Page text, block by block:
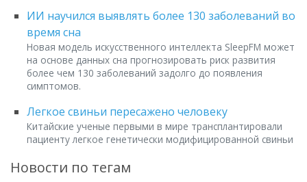
ИИ научился выявлять более 130 заболеваний во
время сна
Новая модель искусственного интеллекта SleepFM может
на основе данных сна прогнозировать риск развития
более чем 130 заболеваний задолго до появления
симптомов.
Легкое свиньи пересажено человеку
Китайские ученые первыми в мире трансплантировали
пациенту легкое генетически модифицированной свиньи
Новости по тегам